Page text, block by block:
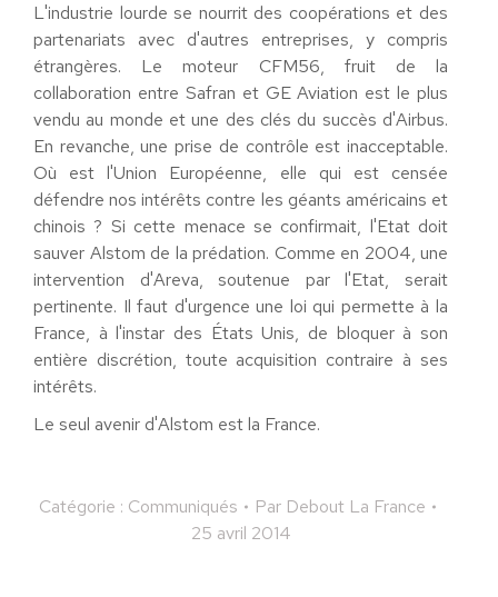
L'industrie lourde se nourrit des coopérations et des
partenariats avec d'autres entreprises, y compris
étrangères. Le moteur CFM56, fruit de la
collaboration entre Safran et GE Aviation est le plus
vendu au monde et une des clés du succès d'Airbus.
En revanche, une prise de contrôle est inacceptable.
Où est l'Union Européenne, elle qui est censée
défendre nos intérêts contre les géants américains et
chinois ? Si cette menace se confirmait, l'Etat doit
sauver Alstom de la prédation. Comme en 2004, une
intervention d'Areva, soutenue par l'Etat, serait
pertinente. Il faut d'urgence une loi qui permette à la
France, à l'instar des États Unis, de bloquer à son
entière discrétion, toute acquisition contraire à ses
intérêts.
Le seul avenir d'Alstom est la France.
Catégorie : Communiqués Par Debout La France
25 avril 2014